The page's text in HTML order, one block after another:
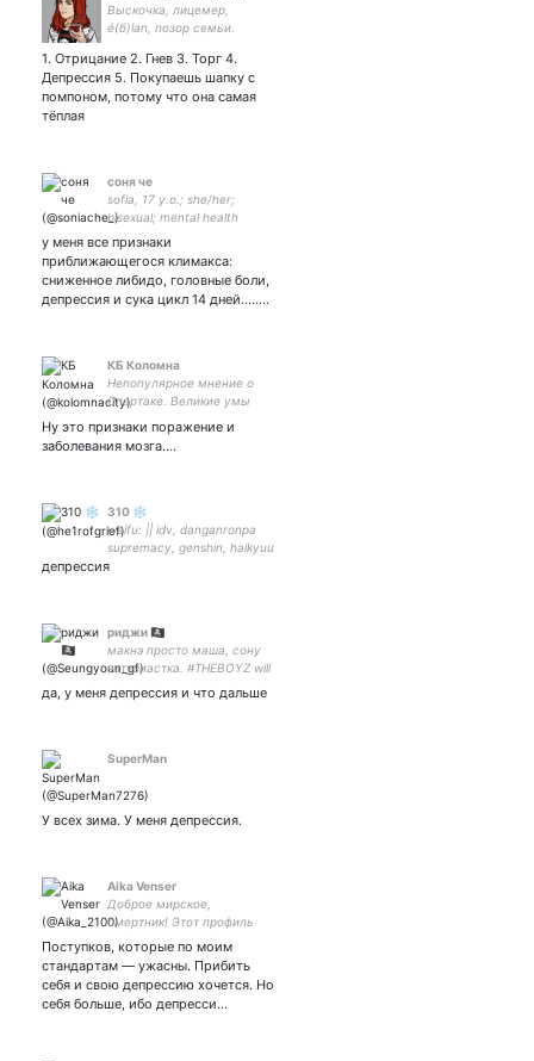
Выскочка, лицемер,
é(б)lan, позор семьи.
shitposts 24/7 ¯\_(ツ)_/¯
1. Отрицание 2. Гнев 3. Торг 4.
Депрессия 5. Покупаешь шапку с
помпоном, потому что она самая
тёплая
соня че
sofia, 17 y.o.; she/her;
bisexual; mental health
feminist; promise me a place
in the house of memories 🏳️‍🌈
у меня все признаки
приближающегося климакса:
сниженное либидо, головные боли,
депрессия и сука цикл 14 дней........
КБ Коломна
Непопулярное мнение о
Спартаке. Великие умы
умы обсуждают события.
Мелкие умы обсуждают
Ну это признаки поражение и
заболевания мозга.…
310 ❄
waifu: || idv, danganronpa
supremacy, genshin, haikyuu
депрессия
риджи 🏴‍☠️
макнэ просто маша, сону
энтузиастка. #THEBOYZ will
да, у меня депрессия и что дальше
SuperMan
У всех зима. У меня депрессия.
Aika Venser
Доброе мирское,
смертник! Этот профиль
немного художнику,
банши, любящей
путешествия во времени,
клубнику и читать:)
Поступков, которые по моим
стандартам — ужасны. Прибить
себя и свою депрессию хочется. Но
себя больше, ибо депресси…